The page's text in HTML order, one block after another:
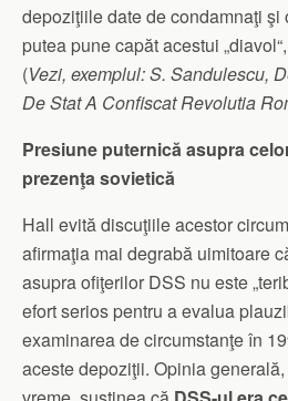
depoziţiile date de condamnaţi
putea pune capăt acestui
(Vezi, exemplul: S. Sandulescu,
De Stat A Confiscat Revolutia
Presiune puternică asupra
prezenţa sovietică
Hall evită discuţiile acestor
afirmaţia mai degrabă uimitoare
asupra ofiţerilor DSS nu este
efort serios pentru a evalua
examinarea de circumstanţe în
aceste depoziţii. Opinia generală,